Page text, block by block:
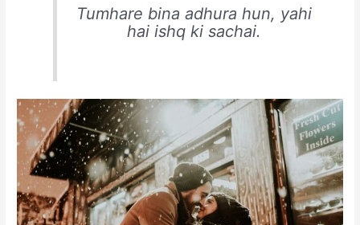
Tumhare bina adhura hun, yahi
hai ishq ki sachai.